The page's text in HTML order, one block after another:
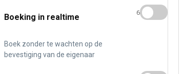
Boeking in realtime
Boek zonder te wachten op de
bevestiging van de eigenaar
6